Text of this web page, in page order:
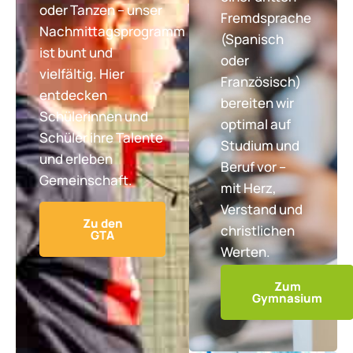
oder Tanzen – unser
Nachmittagsprogramm
ist bunt und
vielfältig. Hier
entdecken
Schülerinnen und
Schüler ihre Talente
und erleben
Gemeinschaft.
Zu den
GTA
Fremdsprache
(Spanisch
oder
Französisch)
bereiten wir
optimal auf
Studium und
Beruf vor –
mit Herz,
Verstand und
christlichen
Werten.
Zum
Gymnasium